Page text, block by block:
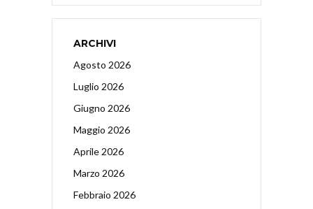
ARCHIVI
Agosto 2026
Luglio 2026
Giugno 2026
Maggio 2026
Aprile 2026
Marzo 2026
Febbraio 2026